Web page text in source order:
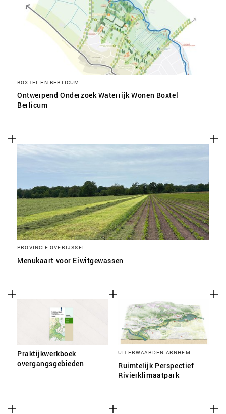
BOXTEL EN BERLICUM
Ontwerpend Onderzoek Waterrijk Wonen Boxtel
Berlicum
PROVINCIE OVERIJSSEL
Menukaart voor Eiwitgewassen
Praktijkwerkboek
overgangsgebieden
UITERWAARDEN ARNHEM
Ruimtelijk Perspectief
Rivierklimaatpark
SLA VOORKEUREN OP